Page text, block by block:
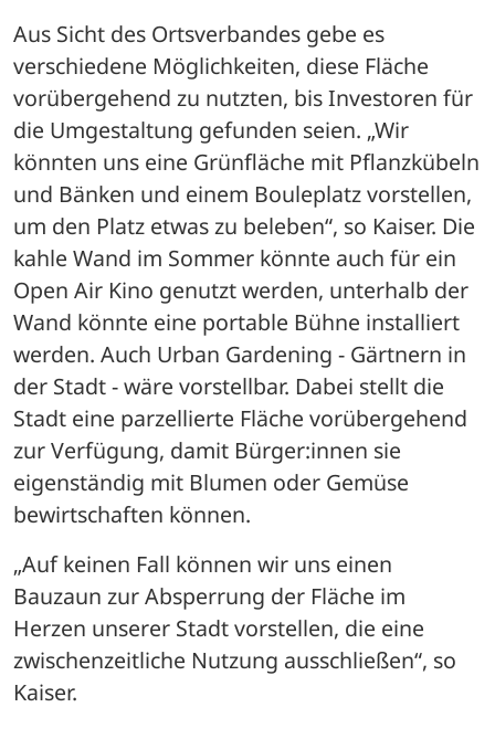
Aus Sicht des Ortsverbandes gebe es
verschiedene Möglichkeiten, diese Fläche
vorübergehend zu nutzten, bis Investoren für
die Umgestaltung gefunden seien. „Wir
könnten uns eine Grünfläche mit Pflanzkübeln
und Bänken und einem Bouleplatz vorstellen,
um den Platz etwas zu beleben“, so Kaiser. Die
kahle Wand im Sommer könnte auch für ein
Open Air Kino genutzt werden, unterhalb der
Wand könnte eine portable Bühne installiert
werden. Auch Urban Gardening - Gärtnern in
der Stadt - wäre vorstellbar. Dabei stellt die
Stadt eine parzellierte Fläche vorübergehend
zur Verfügung, damit Bürger:innen sie
eigenständig mit Blumen oder Gemüse
bewirtschaften können.
„Auf keinen Fall können wir uns einen
Bauzaun zur Absperrung der Fläche im
Herzen unserer Stadt vorstellen, die eine
zwischenzeitliche Nutzung ausschließen“, so
Kaiser.